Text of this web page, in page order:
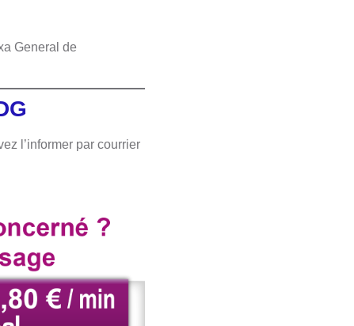
General de
l’informer par courrier